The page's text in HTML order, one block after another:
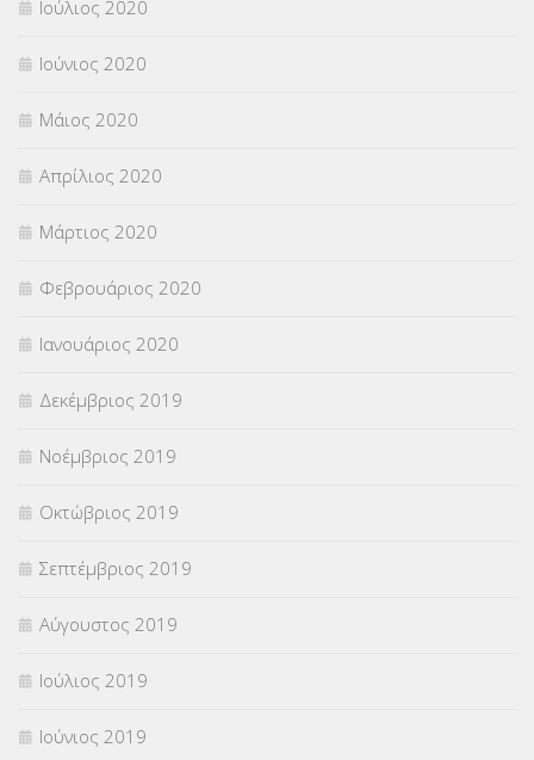
Ιούλιος 2020
Ιούνιος 2020
Μάιος 2020
Απρίλιος 2020
Μάρτιος 2020
Φεβρουάριος 2020
Ιανουάριος 2020
Δεκέμβριος 2019
Νοέμβριος 2019
Οκτώβριος 2019
Σεπτέμβριος 2019
Αύγουστος 2019
Ιούλιος 2019
Ιούνιος 2019